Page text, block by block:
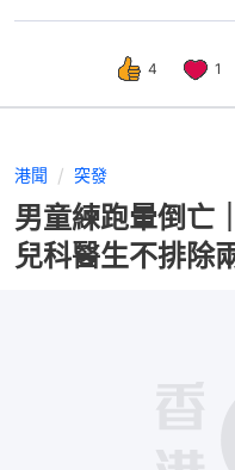
4 1
港聞 突發
男童練跑暈倒亡
兒科醫生不排除